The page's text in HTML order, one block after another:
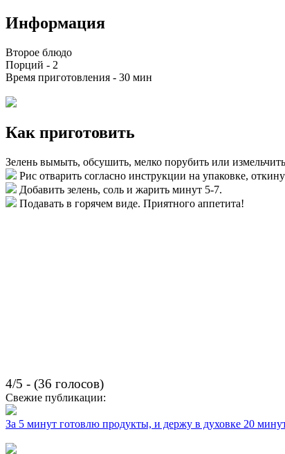
Информация
Второе блюдо
Порций - 2
Время приготовления - 30 мин
Как приготовить
Зелень вымыть, обсушить, мелко порубить или
Рис отварить согласно инструкции на упаковке,
Добавить зелень, соль и жарить минут 5-7.
Подавать в горячем виде. Приятного аппетита!
4/5 - (36 голосов)
Свежие публикации:
За 5 минут готовлю продукты, и держу в духовке 20